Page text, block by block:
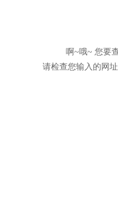
啊~哦~ 您要
请检查您输入的网